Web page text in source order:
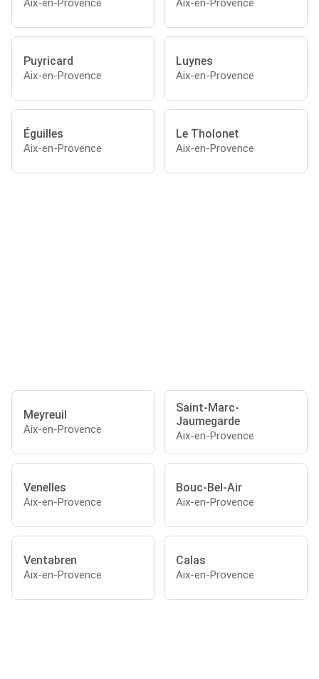
Puyricard
Aix-en-Provence
Luynes
Aix-en-Provence
Éguilles
Aix-en-Provence
Le Tholonet
Aix-en-Provence
Meyreuil
Aix-en-Provence
Saint-Marc-
Jaumegarde
Aix-en-Provence
Venelles
Aix-en-Provence
Bouc-Bel-Air
Aix-en-Provence
Ventabren
Aix-en-Provence
Calas
Aix-en-Provence